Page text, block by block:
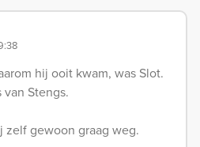
hij ooit kwam, was Slot.
Stengs.
zelf gewoon graag weg.